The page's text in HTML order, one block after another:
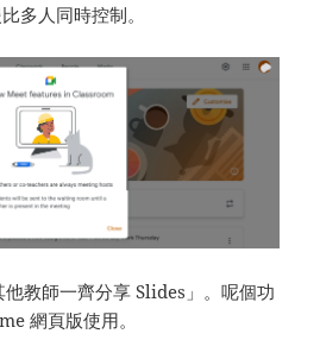
多人同時控制。
教師一齊分享 Slides」。呢個功
網頁版使用。